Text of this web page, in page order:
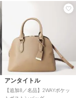
アンタイトル
【追加8／名品】2WAYポケッ